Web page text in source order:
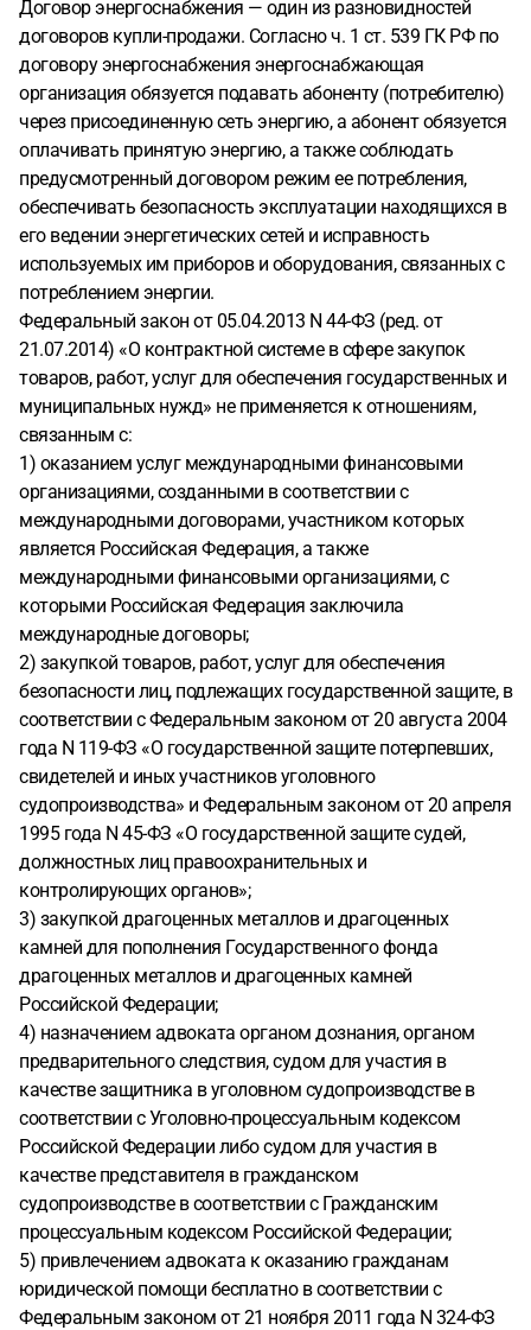
Договор энергоснабжения — один из разновидностей
договоров купли-продажи. Согласно ч. 1 ст. 539 ГК РФ по
договору энергоснабжения энергоснабжающая
организация обязуется подавать абоненту (потребителю)
через присоединенную сеть энергию, а абонент обязуется
оплачивать принятую энергию, а также соблюдать
предусмотренный договором режим ее потребления,
обеспечивать безопасность эксплуатации находящихся в
его ведении энергетических сетей и исправность
используемых им приборов и оборудования, связанных с
потреблением энергии.
Федеральный закон от 05.04.2013 N 44-ФЗ (ред. от
21.07.2014) «О контрактной системе в сфере закупок
товаров, работ, услуг для обеспечения государственных и
муниципальных нужд» не применяется к отношениям,
связанным с:
1) оказанием услуг международными финансовыми
организациями, созданными в соответствии с
международными договорами, участником которых
является Российская Федерация, а также
международными финансовыми организациями, с
которыми Российская Федерация заключила
международные договоры;
2) закупкой товаров, работ, услуг для обеспечения
безопасности лиц, подлежащих государственной защите, в
соответствии с Федеральным законом от 20 августа 2004
года N 119-ФЗ «О государственной защите потерпевших,
свидетелей и иных участников уголовного
судопроизводства» и Федеральным законом от 20 апреля
1995 года N 45-ФЗ «О государственной защите судей,
должностных лиц правоохранительных и
контролирующих органов»;
3) закупкой драгоценных металлов и драгоценных
камней для пополнения Государственного фонда
драгоценных металлов и драгоценных камней
Российской Федерации;
4) назначением адвоката органом дознания, органом
предварительного следствия, судом для участия в
качестве защитника в уголовном судопроизводстве в
соответствии с Уголовно-процессуальным кодексом
Российской Федерации либо судом для участия в
качестве представителя в гражданском
судопроизводстве в соответствии с Гражданским
процессуальным кодексом Российской Федерации;
5) привлечением адвоката к оказанию гражданам
юридической помощи бесплатно в соответствии с
Федеральным законом от 21 ноября 2011 года N 324-ФЗ